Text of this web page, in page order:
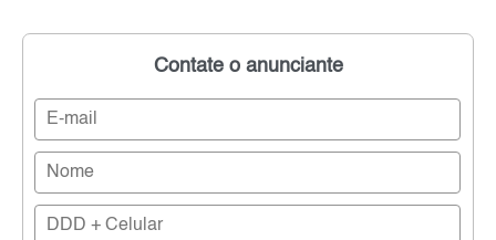
Contate o anunciante